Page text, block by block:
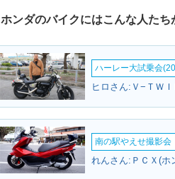
ホンダのバイクにはこんな人たち
ハーレー大試乗会
ヒロさん:Ｖ−ＴＷ
南の駅やえせ撮影会
れんさん:ＰＣＸ(ホ